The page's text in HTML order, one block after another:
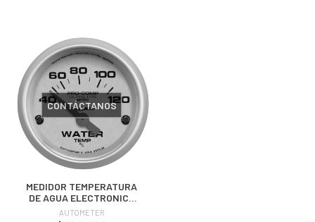
CONTÁCTANOS
MEDIDOR TEMPERATURA
DE AGUA ELECTRONICO
ULTRA LITE (52.4MM) |
AUTOMETER